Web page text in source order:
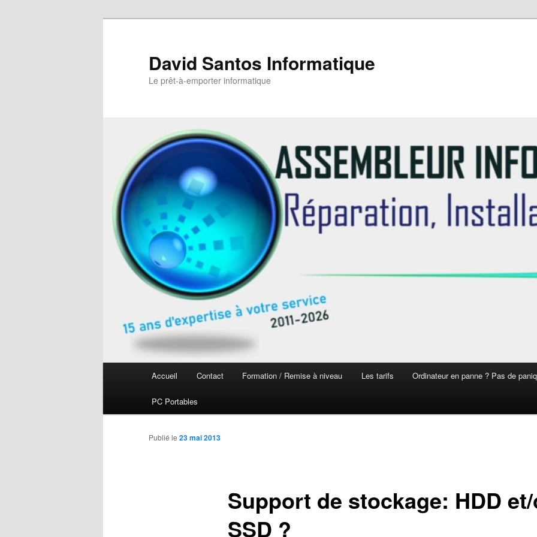
David Santos Informatique
Le prêt-à-emporter informatique
Aller
au
contenu
Accueil Contact Formation / Remise à niveau Les tarifs Ordinateur en panne ? Pas de
PC Portables
Support de stockage: HDD
SSD ?
Publié le 23 mai 2013